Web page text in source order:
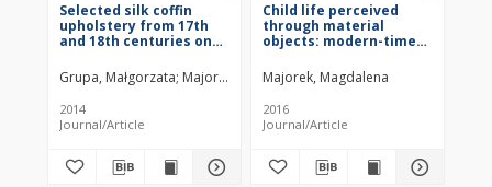
Selected silk coffin
upholstery from 17th
and 18th centuries on
jedwabne obicia
trumien z XVII i XVIII
wieku na ziemiach
polskich
Grupa, Małgorzata Majorek, Magdalena Grupa, Dawid
2014
Journal/Article
Child life perceived
through material
objects: modern-time
archaeological
excavations
Majorek, Magdalena
2016
Journal/Article